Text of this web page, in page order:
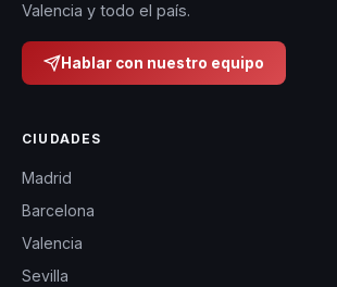
Valencia y todo el país.
Hablar con nuestro equipo
CIUDADES
Madrid
Barcelona
Valencia
Sevilla